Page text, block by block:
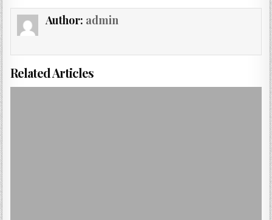
Author: admin
Related Articles